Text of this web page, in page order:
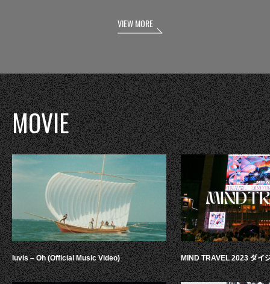
VIEW MORE
MOVIE
luvis – Oh (Official Music Video) MIND TRAVEL 2023 ダイ